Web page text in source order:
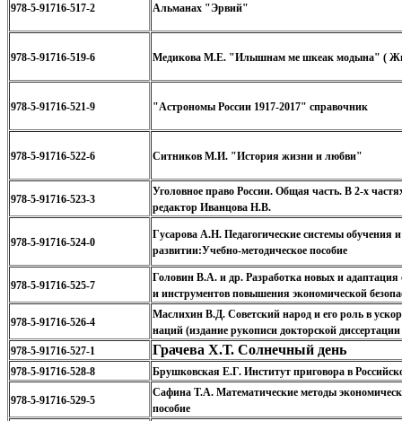
978-5-91716-517-2 Альманах "Эрвий"
978-5-91716-519-6 Медикова М.Е. "Илышнам ме шкеак модына" (
978-5-91716-521-9 "Астрономы России 1917-2017" справочник
978-5-91716-522-6 Ситников М.И. "История жизни и любви"
978-5-91716-523-3
Уголовное право России. Общая часть. В 2-х
редактор Иванцова Н.В.
978-5-91716-524-0
Гусарова А.Н. Педагогические системы обучения
развитии:Учебно-методическое пособие
978-5-91716-525-7
Головин В.А. и др. Разработка новых и
и инструментов повышения экономической
978-5-91716-526-4
Маслихин В.Д. Советский народ и его роль в
наций (издание рукописи докторской диссертации
978-5-91716-527-1
Грачева Х.Т. Солнечный день
978-5-91716-528-8 Брушковская Е.Г. Институт приговора в
978-5-91716-529-5
Сафина Т.А. Математические методы
пособие